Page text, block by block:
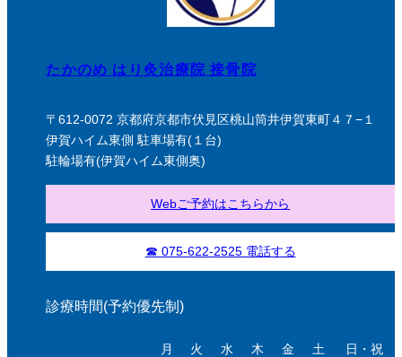
たかのめ はり灸治療院 接骨院
〒612-0072 京都府京都市伏見区桃山筒井伊賀東町４７−１
伊賀ハイム東側 駐車場有(１台)
駐輪場有(伊賀ハイム東側奥)
Webご予約はこちらから
☎ 075-622-2525 電話する
診療時間(予約優先制)
月 火 水 木 金 土 日・祝